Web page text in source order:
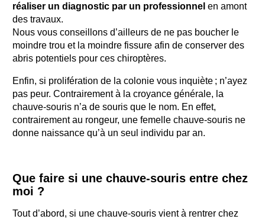
réaliser un diagnostic par un professionnel en amont
des travaux.
Nous vous conseillons d’ailleurs de ne pas boucher le
moindre trou et la moindre fissure afin de conserver des
abris potentiels pour ces chiroptères.
Enfin, si prolifération de la colonie vous inquiète ; n’ayez
pas peur. Contrairement à la croyance générale, la
chauve-souris n’a de souris que le nom. En effet,
contrairement au rongeur, une femelle chauve-souris ne
donne naissance qu’à un seul individu par an.
Que faire si une chauve-souris entre chez
moi ?
Tout d’abord, si une chauve-souris vient à rentrer chez